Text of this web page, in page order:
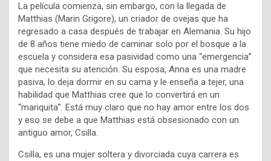
La película comienza, sin embargo, con la llegada de
Matthias (Marin Grigore), un criador de ovejas que ha
regresado a casa después de trabajar en Alemania. Su hijo
de 8 años tiene miedo de caminar solo por el bosque a la
escuela y considera esa pasividad como una “emergencia”
que necesita su atención. Su esposa, Anna es una madre
pasiva, lo deja dormir en su cama y le enseña a tejer, una
habilidad que Matthias cree que lo convertirá en un
“mariquita”. Está muy claro que no hay amor entre los dos
y eso se debe a que Matthias está obsesionado con un
antiguo amor, Csilla.
Csilla, es una mujer soltera y divorciada cuya carrera es